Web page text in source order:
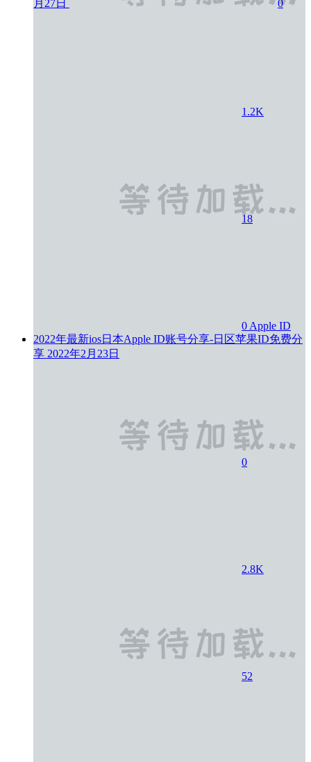
月27日 0
1.2K
18
0 Apple ID
2022年最新ios日本Apple ID账号分享-日区苹果ID免费分
享 2022年2月23日
0
2.8K
52